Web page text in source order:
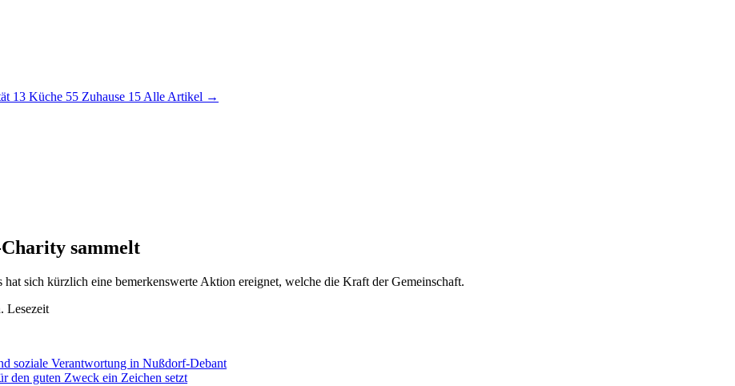
13 Küche 55 Zuhause 15 Alle Artikel →
sammelt
sich kürzlich eine bemerkenswerte Aktion ereignet, welche die Kraft der Gemeinschaft.
Lesezeit
soziale Verantwortung in Nußdorf-Debant
den guten Zweck ein Zeichen setzt